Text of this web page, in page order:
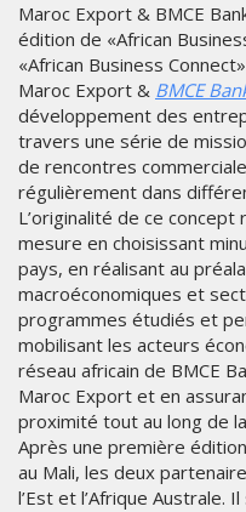
Maroc Export & BMCE
édition de «African
«African Business
Maroc Export & BMCE
développement des
travers une série de
de rencontres
régulièrement dans
L’originalité de ce
mesure en choisissant
pays, en réalisant au
macroéconomiques et
programmes étudiés et
mobilisant les acteurs
réseau africain de BMCE
Maroc Export et en
proximité tout au long de
Après une première
au Mali, les deux
l’Est et l’Afrique Australe.